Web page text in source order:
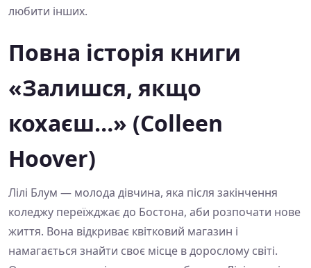
любити інших.
Повна історія книги
«Залишся, якщо
кохаєш…» (Colleen
Hoover)
Лілі Блум — молода дівчина, яка після закінчення
коледжу переїжджає до Бостона, аби розпочати нове
життя. Вона відкриває квітковий магазин і
намагається знайти своє місце в дорослому світі.